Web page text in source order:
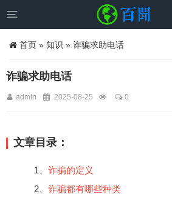

首页 » 知识 » 诈骗求助电话
诈骗求助电话
admin 2025-08-25 0
文章目录：
1、 诈骗的定义
2、 诈骗都有哪些种类